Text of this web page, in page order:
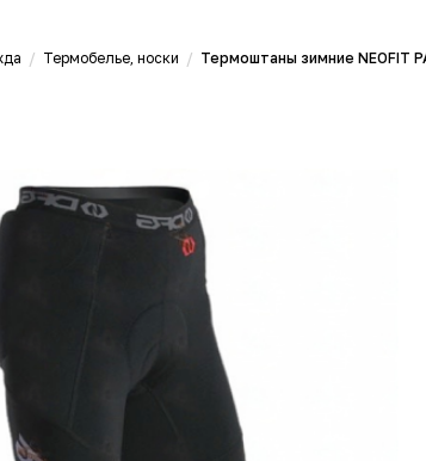
/ Термобелье, носки / Термоштаны зимние NEOFIT